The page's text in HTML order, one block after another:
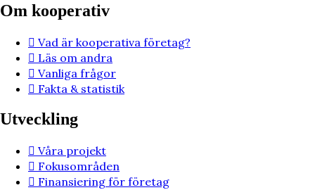
Om kooperativ
Vad är kooperativa företag?
Läs om andra
Vanliga frågor
Fakta & statistik
Utveckling
Våra projekt
Fokusområden
Finansiering för företag